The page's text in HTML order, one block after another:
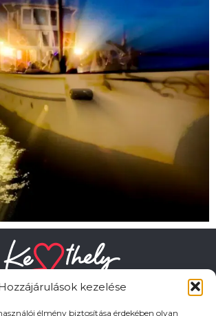
kezelése
élmény biztosítása érdekében olyan